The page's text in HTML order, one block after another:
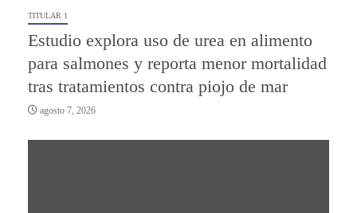
TITULAR 1
Estudio explora uso de urea en alimento
para salmones y reporta menor mortalidad
tras tratamientos contra piojo de mar
agosto 7, 2026